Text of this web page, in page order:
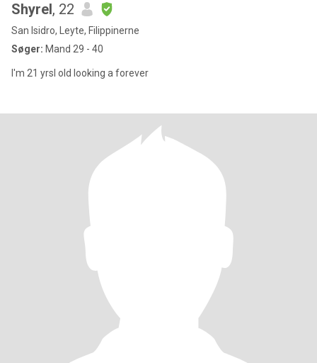
Shyrel, 22
San Isidro, Leyte, Filippinerne
Søger: Mand 29 - 40
I'm 21 yrsl old looking a forever